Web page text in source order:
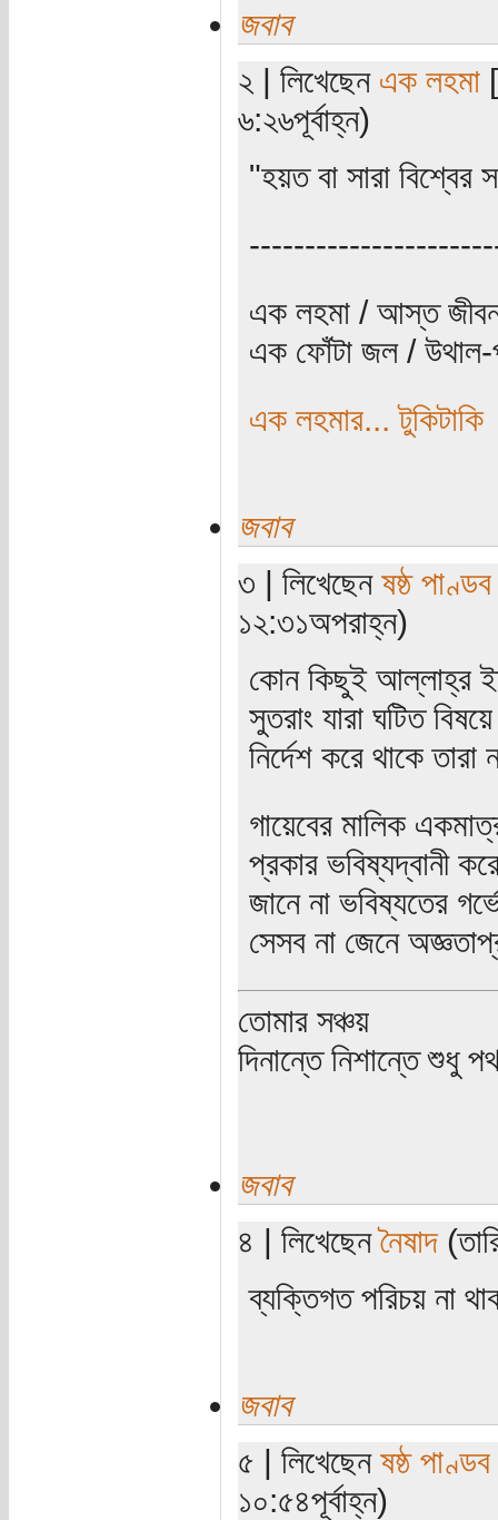
জবাব
২ | লিখেছেন এক লহমা
৬:২৬পূর্বাহ্ন)
"হয়ত বা সারা বিশ্বের
এক লহমা / আস্ত
এক ফোঁটা জল /
এক লহমার... টুকিটাকি
জবাব
৩ | লিখেছেন ষষ্ঠ পাণ্ডব
১২:৩১অপরাহ্ন)
কোন কিছুই আল্লাহ্‌র
সুতরাং যারা ঘটিত
নির্দেশ করে থাকে
গায়েবের মালিক
প্রকার ভবিষ্যদ্বানী
জানে না ভবিষ্যতের
সেসব না জেনে
তোমার সঞ্চয়
দিনান্তে নিশান্তে শুধু
জবাব
৪ | লিখেছেননৈষাদ
ব্যক্তিগত পরিচয় না
জবাব
৫ | লিখেছেন ষষ্ঠ পাণ্ডব
১০:৫৪পূর্বাহ্ন)